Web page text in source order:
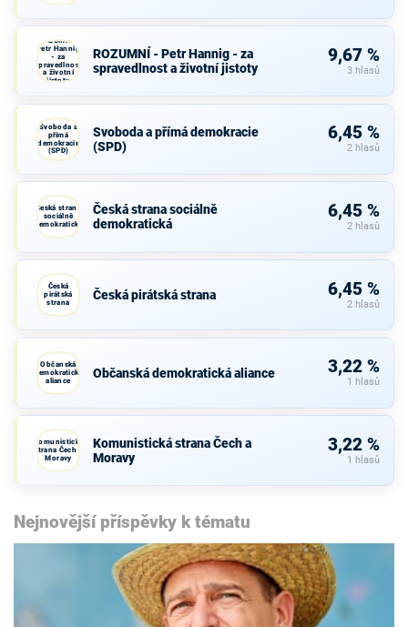
ROZUMNÍ -
Petr Hannig
- za
spravedlnost
a životní
jistoty
ROZUMNÍ - Petr Hannig - za
spravedlnost a životní jistoty
9,67 %
3 hlasů
Svoboda a
přímá
demokracie
(SPD)
Svoboda a přímá demokracie
(SPD)
6,45 %
2 hlasů
Česká strana
sociálně
demokratická
Česká strana sociálně
demokratická
6,45 %
2 hlasů
Česká
pirátská
strana
Česká pirátská strana 6,45 %
2 hlasů
Občanská
demokratická
aliance
Občanská demokratická aliance 3,22 %
1 hlasů
Komunistická
strana Čech a
Moravy
Komunistická strana Čech a
Moravy
3,22 %
1 hlasů
Nejnovější příspěvky k tématu